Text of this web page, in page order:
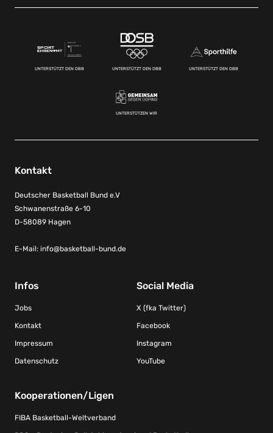
UNTERSTÜTZT DEN DBB UNTERSTÜTZT DEN DBB UNTERSTÜTZT DEN DBB
UNTERSTÜTZEN WIR
Kontakt
Deutscher Basketball Bund e.V
Schwanenstraße 6-10
D-58089 Hagen
E-Mail: info@basketball-bund.de
Infos
Jobs
Kontakt
Impressum
Datenschutz
Social Media
X (fka Twitter)
Facebook
Instagram
YouTube
Kooperationen/Ligen
FIBA Basketball-Weltverband